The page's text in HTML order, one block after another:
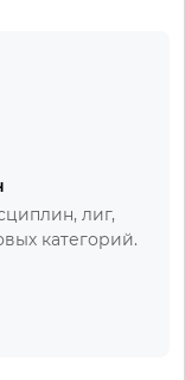
лиг,
категорий.